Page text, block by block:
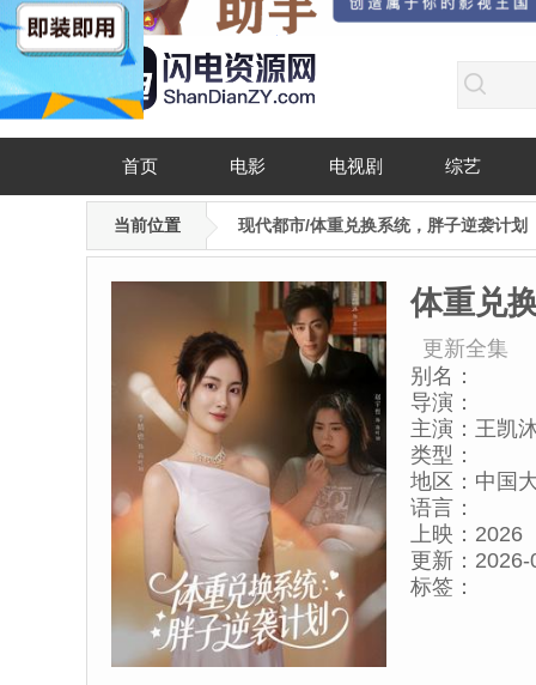
首页 电影 电视剧 综艺
当前位置 现代都市/体重兑换系统，胖子逆袭计划
体重兑
更新全集
别名：
导演：
主演： 王凯
类型：
地区： 中国
语言：
上映： 2026
更新： 2026-
标签：